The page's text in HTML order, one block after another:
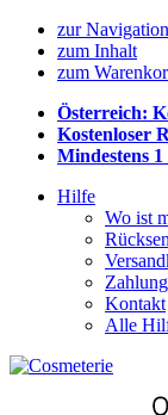
zur Navigation
zum Inhalt
zum
Österreich:
Kostenloser
Mindestens 1
Hilfe
Wo ist
Kontakt
Alle